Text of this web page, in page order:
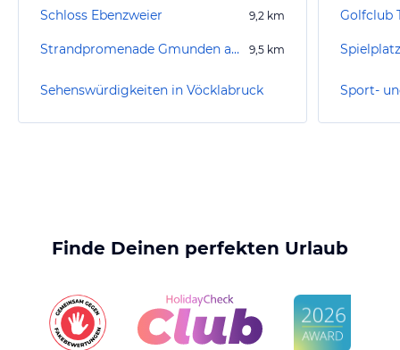
Schloss Ebenzweier 9,2 km
Strandpromenade Gmunden am Traunsee 9,5 km
Sehenswürdigkeiten in Vöcklabruck
Golfclub
Finde Deinen perfekten Urlaub